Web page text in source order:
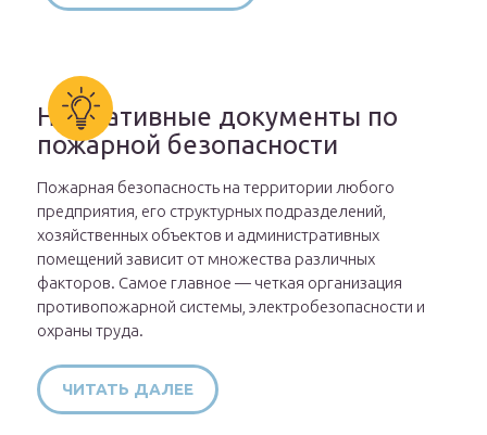
Нормативные документы по
пожарной безопасности
Пожарная безопасность на территории любого
предприятия, его структурных подразделений,
хозяйственных объектов и административных
помещений зависит от множества различных
факторов. Самое главное — четкая организация
противопожарной системы, электробезопасности и
охраны труда.
ЧИТАТЬ ДАЛЕЕ